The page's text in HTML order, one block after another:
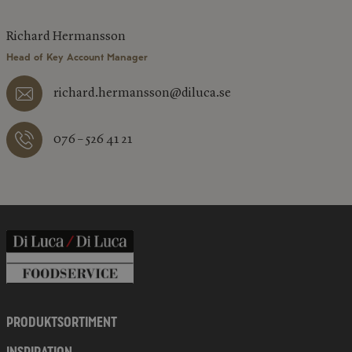
Richard Hermansson
Head of Key Account Manager
richard.hermansson@diluca.se
076 – 526 41 21
PRODUKTSORTIMENT